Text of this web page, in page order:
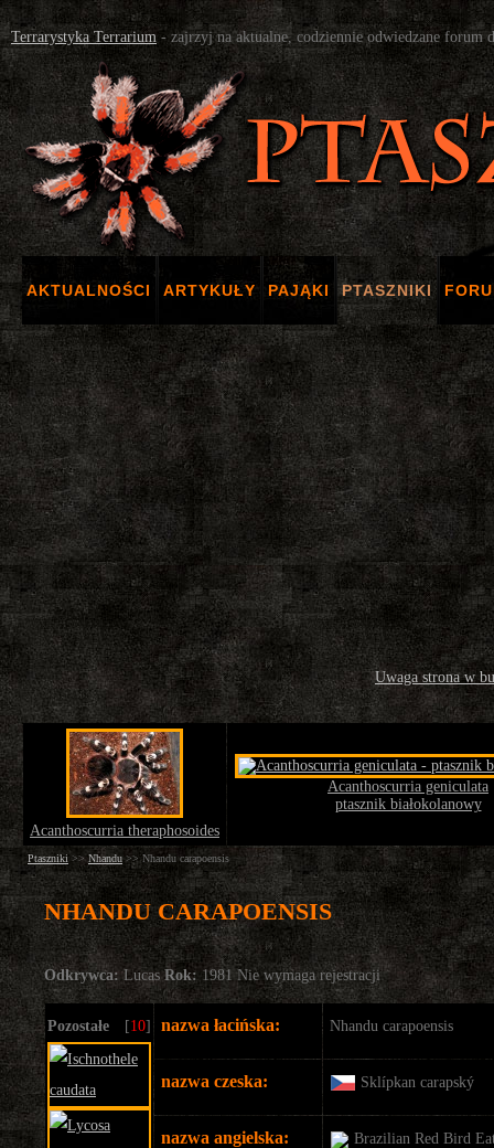
Terrarystyka Terrarium - zajrzyj na aktualne, codziennie odwiedzane forum
AKTUALNOŚCI ARTYKUŁY PAJĄKI PTASZNIKI
Uwaga strona w
Acanthoscurria theraphosoides
Acanthoscurria geniculata
ptasznik białokolanowy
Ptaszniki>>Nhandu >>Nhandu carapoensis
NHANDU CARAPOENSIS
Odkrywca: LucasRok: 1981 Nie wymaga rejestracji
Pozostałe [10] nazwa łacińska: Nhandu carapoensis
nazwa czeska: Sklípkan carapský
nazwa angielska: Brazilian Red Bird